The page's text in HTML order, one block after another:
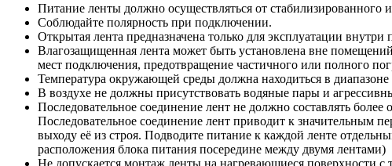
Питание ленты должно осуществляться от
Соблюдайте полярность при подключении.
Открытая лента предназначена только для эксплуатации
Влагозащищенная лента может быть установлена вне
мест подключения, предотвращение частичного или полного
Температура окружающей среды должна находиться в
В воздухе не должны присутствовать водяные пары и
Последовательное соединение лент не должно составлять
Последовательное соединение лент приводит к значительным
выходу её из строя. Подводите питание к каждой ленте
расположения блока питания посередине между двумя лентами)
Не допускается монтаж ленты на нагревающиеся поверхности с